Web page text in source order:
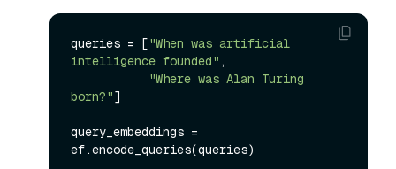
queries = ["When was artificial
intelligence founded" ,
"Where was Alan Turing
born?"]
query_embeddings =
ef.encode_queries(queries)